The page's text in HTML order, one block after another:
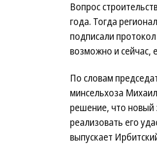
Вопрос
года. Тогда
подписали
возможно и сейчас,
По словам
минсельхоза
решение, что новый
реализовать его
выпускает